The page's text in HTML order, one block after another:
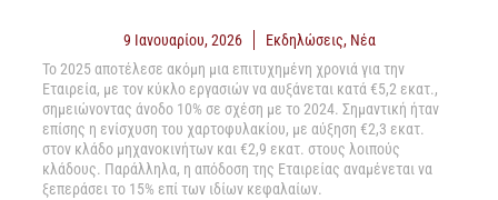
9 Ιανουαρίου, 2026 Εκδηλώσεις, Νέα
Το 2025 αποτέλεσε ακόμη μια επιτυχημένη χρονιά για την
Εταιρεία, με τον κύκλο εργασιών να αυξάνεται κατά €5,2 εκατ.,
σημειώνοντας άνοδο 10% σε σχέση με το 2024. Σημαντική ήταν
επίσης η ενίσχυση του χαρτοφυλακίου, με αύξηση €2,3 εκατ.
στον κλάδο μηχανοκινήτων και €2,9 εκατ. στους λοιπούς
κλάδους. Παράλληλα, η απόδοση της Εταιρείας αναμένεται να
ξεπεράσει το 15% επί των ιδίων κεφαλαίων.